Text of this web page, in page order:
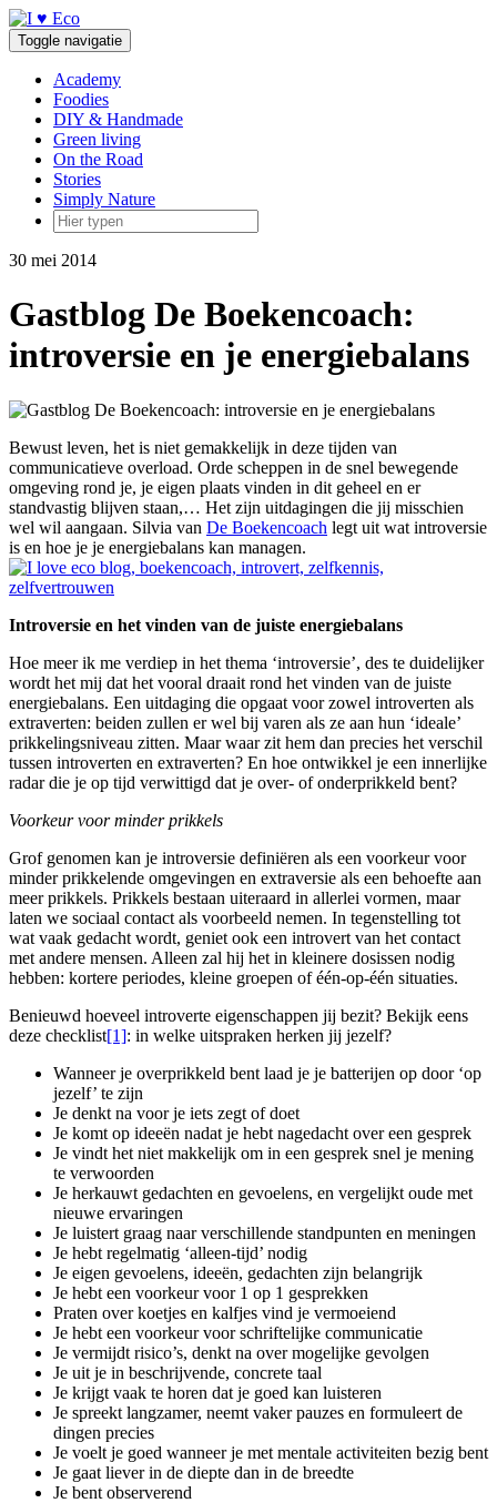
Doorgaan
naar
inhoud
Toggle navigatie
Academy
Foodies
DIY & Handmade
Green living
On the Road
Stories
Simply Nature
30 mei 2014
Gastblog De Boekencoach:
introversie en je energiebalans
Bewust leven, het is niet gemakkelijk in deze tijden van
communicatieve overload. Orde scheppen in de snel bewegende
omgeving rond je, je eigen plaats vinden in dit geheel en er
standvastig blijven staan,… Het zijn uitdagingen die jij misschien
wel wil aangaan. Silvia van De Boekencoach legt uit wat introversie
is en hoe je je energiebalans kan managen.
Introversie en het vinden van de juiste energiebalans
Hoe meer ik me verdiep in het thema ‘introversie’, des te duidelijker
wordt het mij dat het vooral draait rond het vinden van de juiste
energiebalans. Een uitdaging die opgaat voor zowel introverten als
extraverten: beiden zullen er wel bij varen als ze aan hun ‘ideale’
prikkelingsniveau zitten. Maar waar zit hem dan precies het verschil
tussen introverten en extraverten? En hoe ontwikkel je een innerlijke
radar die je op tijd verwittigd dat je over- of onderprikkeld bent?
Voorkeur voor minder prikkels
Grof genomen kan je introversie definiëren als een voorkeur voor
minder prikkelende omgevingen en extraversie als een behoefte aan
meer prikkels. Prikkels bestaan uiteraard in allerlei vormen, maar
laten we sociaal contact als voorbeeld nemen. In tegenstelling tot
wat vaak gedacht wordt, geniet ook een introvert van het contact
met andere mensen. Alleen zal hij het in kleinere dosissen nodig
hebben: kortere periodes, kleine groepen of één-op-één situaties.
Benieuwd hoeveel introverte eigenschappen jij bezit? Bekijk eens
deze checklist[1]: in welke uitspraken herken jij jezelf?
Wanneer je overprikkeld bent laad je je batterijen op door ‘op
jezelf’ te zijn
Je denkt na voor je iets zegt of doet
Je komt op ideeën nadat je hebt nagedacht over een gesprek
Je vindt het niet makkelijk om in een gesprek snel je mening
te verwoorden
Je herkauwt gedachten en gevoelens, en vergelijkt oude met
nieuwe ervaringen
Je luistert graag naar verschillende standpunten en meningen
Je hebt regelmatig ‘alleen-tijd’ nodig
Je eigen gevoelens, ideeën, gedachten zijn belangrijk
Je hebt een voorkeur voor 1 op 1 gesprekken
Praten over koetjes en kalfjes vind je vermoeiend
Je hebt een voorkeur voor schriftelijke communicatie
Je vermijdt risico’s, denkt na over mogelijke gevolgen
Je uit je in beschrijvende, concrete taal
Je krijgt vaak te horen dat je goed kan luisteren
Je spreekt langzamer, neemt vaker pauzes en formuleert de
dingen precies
Je voelt je goed wanneer je met mentale activiteiten bezig bent
Je gaat liever in de diepte dan in de breedte
Je bent observerend